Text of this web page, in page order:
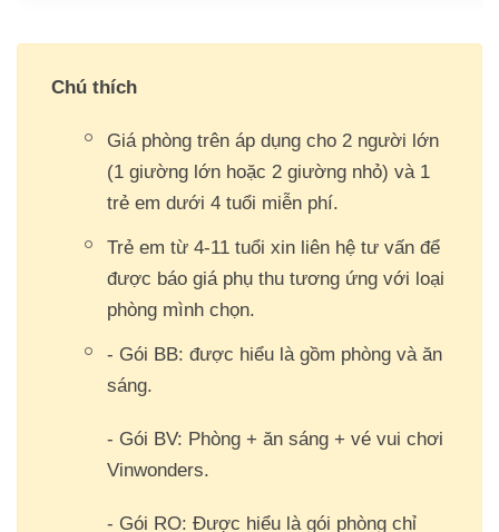
Chú thích
Giá phòng trên áp dụng cho 2 người lớn
(1 giường lớn hoặc 2 giường nhỏ) và 1
trẻ em dưới 4 tuổi miễn phí.
Trẻ em từ 4-11 tuổi xin liên hệ tư vấn để
được báo giá phụ thu tương ứng với loại
phòng mình chọn.
- Gói BB: được hiểu là gồm phòng và ăn
sáng.
- Gói BV: Phòng + ăn sáng + vé vui chơi
Vinwonders.
- Gói RO: Được hiểu là gói phòng chỉ